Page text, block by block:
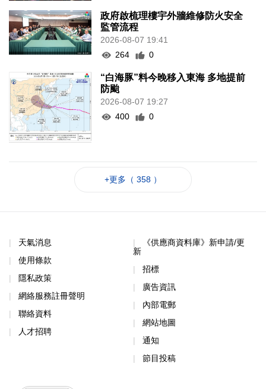
政府啟梳理樓宇外牆維修防火安全
監管流程
2026-08-07 19:41
264
0
“白海豚”料今晚移入東海 多地提前
防颱
2026-08-07 19:27
400
0
+更多（ 358 ）
天氣消息
使用條款
隱私政策
網絡服務註冊聲明
聯絡資料
人才招聘
《供應商資料庫》新申請/更
新
招標
廣告資訊
內部電郵
網站地圖
通知
節目投稿